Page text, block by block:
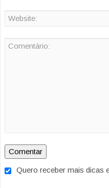
Quero receber mais dicas